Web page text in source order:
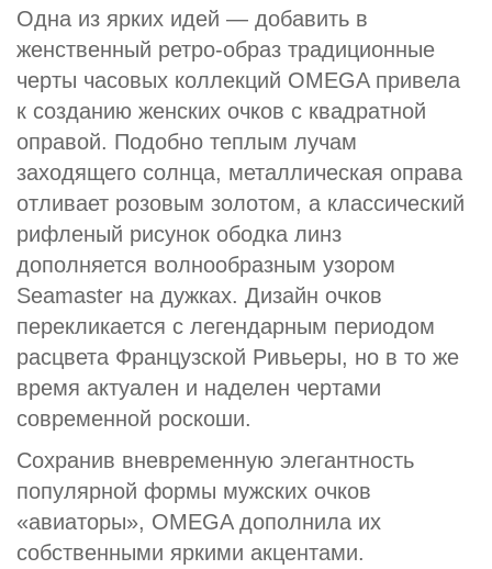
Одна из ярких идей — добавить в
женственный ретро-образ традиционные
черты часовых коллекций OMEGA привела
к созданию женских очков с квадратной
оправой. Подобно теплым лучам
заходящего солнца, металлическая оправа
отливает розовым золотом, а классический
рифленый рисунок ободка линз
дополняется волнообразным узором
Seamaster на дужках. Дизайн очков
перекликается с легендарным периодом
расцвета Французской Ривьеры, но в то же
время актуален и наделен чертами
современной роскоши.
Сохранив вневременную элегантность
популярной формы мужских очков
«авиаторы», OMEGA дополнила их
собственными яркими акцентами.